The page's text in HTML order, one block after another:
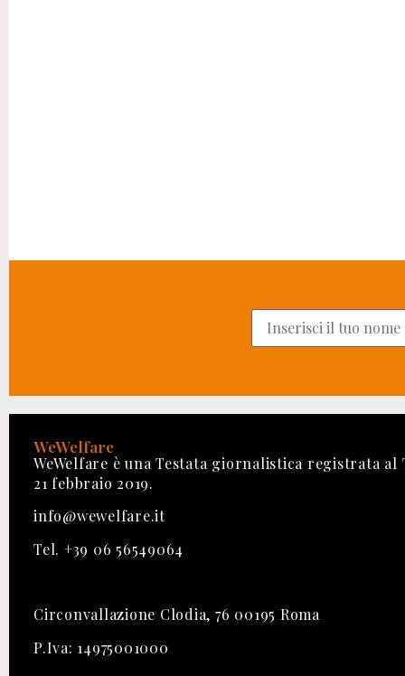
WeWelfare
WeWelfare è una Testata giornalistica registrata al
21 febbraio 2019.
info@wewelfare.it
Tel. +39 06 56549064
Circonvallazione Clodia, 76 00195 Roma
P.Iva: 14975001000